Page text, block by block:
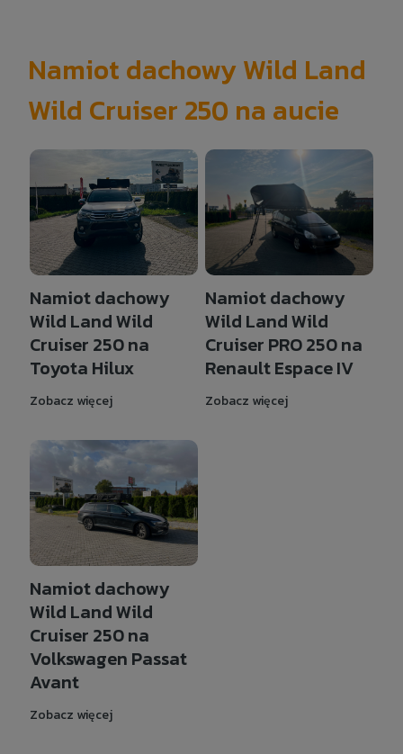
Namiot dachowy Wild Land
Wild Cruiser 250 na aucie
Namiot dachowy
Wild Land Wild
Cruiser 250 na
Toyota Hilux
Zobacz więcej
Namiot dachowy
Wild Land Wild
Cruiser PRO 250 na
Renault Espace IV
Zobacz więcej
Namiot dachowy
Wild Land Wild
Cruiser 250 na
Volkswagen Passat
Avant
Zobacz więcej